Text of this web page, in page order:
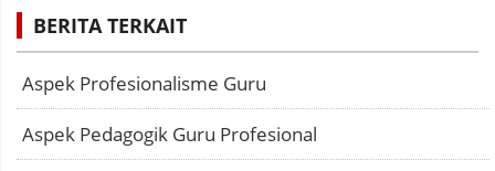
BERITA TERKAIT
Aspek Profesionalisme Guru
Aspek Pedagogik Guru Profesional